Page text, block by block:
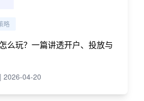
略
么玩？一篇讲透开户、投放与
2026-04-20